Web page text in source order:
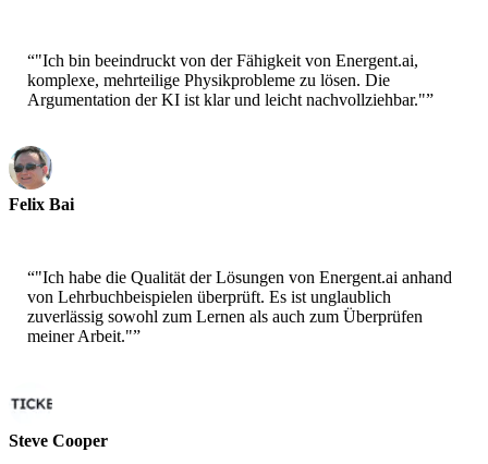
“"Ich bin beeindruckt von der Fähigkeit von Energent.ai,
komplexe, mehrteilige Physikprobleme zu lösen. Die
Argumentation der KI ist klar und leicht nachvollziehbar."”
Felix Bai
“"Ich habe die Qualität der Lösungen von Energent.ai anhand
von Lehrbuchbeispielen überprüft. Es ist unglaublich
zuverlässig sowohl zum Lernen als auch zum Überprüfen
meiner Arbeit."”
Steve Cooper